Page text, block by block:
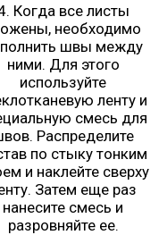
Когда все листы
необходимо
швы между
ними. Для этого
используйте
ленту и
смесь для
Распределите
по стыку тонким
и наклейте сверху
Затем еще раз
нанесите смесь и
разровняйте ее.